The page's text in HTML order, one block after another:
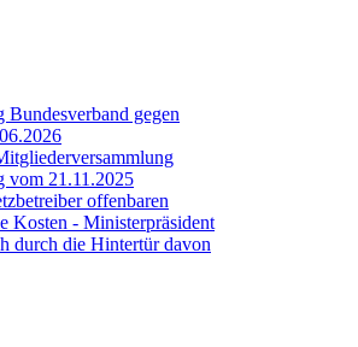
Bundesverband gegen
vom 21.11.2025
offenbaren
Kosten - Ministerpräsident
durch die Hintertür davon